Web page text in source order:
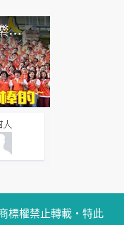
標權禁止轉載‧特此